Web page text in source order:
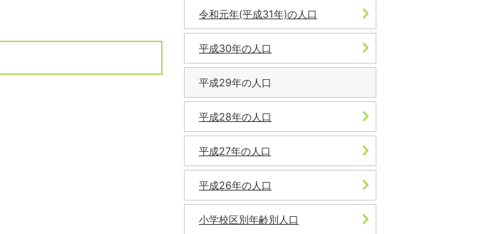
令和元年(平成31年)の人口
平成30年の人口
平成29年の人口
平成28年の人口
平成27年の人口
平成26年の人口
小学校区別年齢別人口